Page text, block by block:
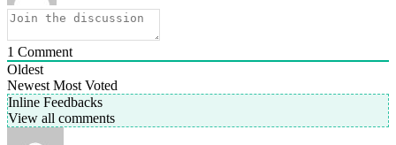
1 Comment
Oldest
Newest Most Voted
Inline Feedbacks
View all comments